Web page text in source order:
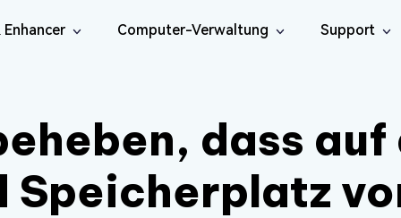
Android-Daten wiederherstellen
Daten
Video-Reparatur Foto-Reparatur
Dokument-
Reparatur
Audio-Reparatur
Computer-Verwaltung
File Deleter
KI
Dateien finden und
Cleamio
NEU
DLL-Fixer
DLL-Fehler unter Windows
Email Repair
Support
dass
Speicherplatz